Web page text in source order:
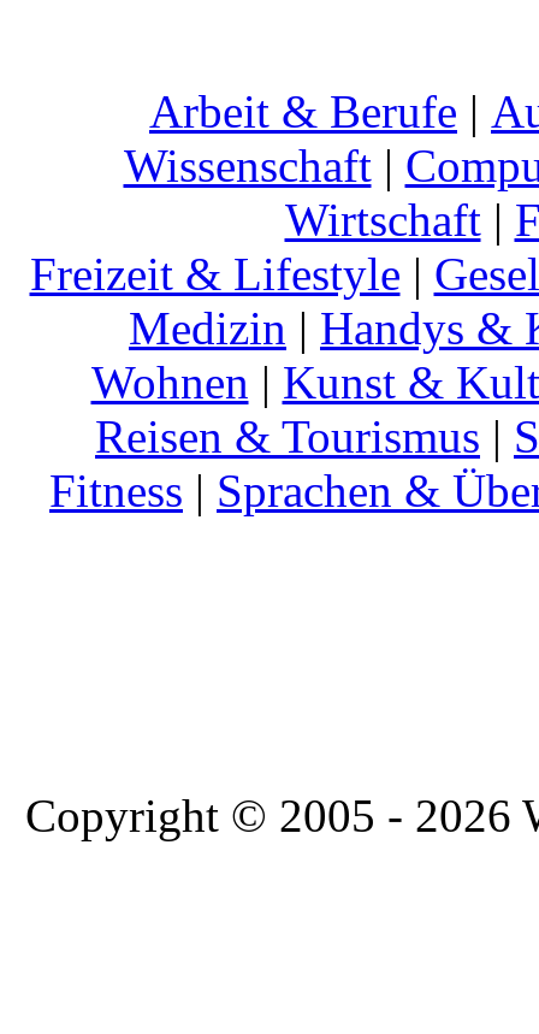
Arbeit & Berufe |
Wissenschaft|
Wirtschaft|
Freizeit & Lifestyle |
Medizin | Handys &
Wohnen | Kunst &
Reisen & Tourismus |
Fitness | Sprachen &
Copyright © 2005 - 2026